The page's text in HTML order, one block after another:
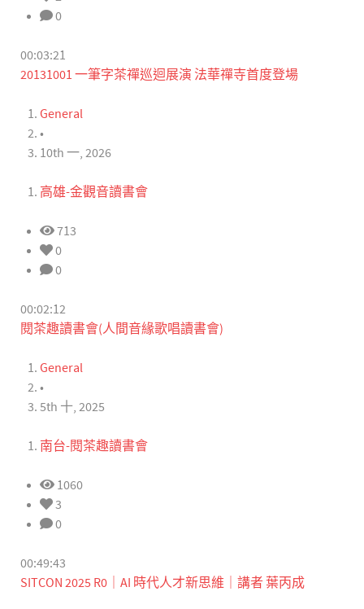
0
00:03:21
20131001 一筆字茶禪巡迴展演 法華禪寺首度登場
General
•
10th 一, 2026
高雄-金觀音讀書會
713
0
0
00:02:12
閱茶趣讀書會(人間音緣歌唱讀書會)
General
•
5th 十, 2025
南台-閱茶趣讀書會
1060
3
0
00:49:43
SITCON 2025 R0｜AI 時代人才新思維｜講者 葉丙成